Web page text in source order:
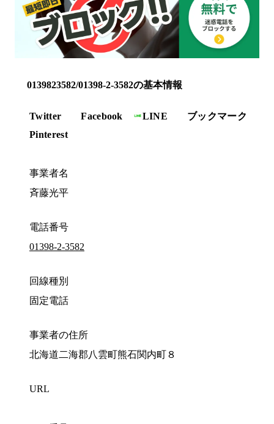
0139823582/01398-2-3582の基本情報
Twitter Facebook LINE
ブックマーク
Pinterest
事業者名
斉藤光平
電話番号
01398-2-3582
回線種別
固定電話
事業者の住所
北海道二海郡八雲町熊石関内町８
URL